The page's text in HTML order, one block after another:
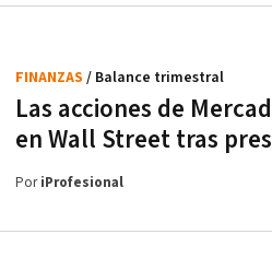
Las acciones de
en Wall Street tras
FINANZAS / Balance trimestral
PoriProfesional